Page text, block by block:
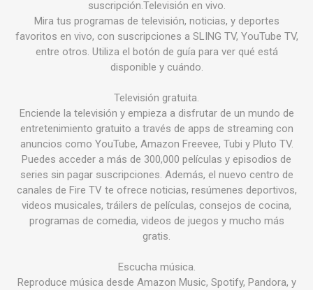
suscripción.Televisión en vivo.
Mira tus programas de televisión, noticias, y deportes
favoritos en vivo, con suscripciones a SLING TV, YouTube TV,
entre otros. Utiliza el botón de guía para ver qué está
disponible y cuándo.
Televisión gratuita.
Enciende la televisión y empieza a disfrutar de un mundo de
entretenimiento gratuito a través de apps de streaming con
anuncios como YouTube, Amazon Freevee, Tubi y Pluto TV.
Puedes acceder a más de 300,000 películas y episodios de
series sin pagar suscripciones. Además, el nuevo centro de
canales de Fire TV te ofrece noticias, resúmenes deportivos,
videos musicales, tráilers de películas, consejos de cocina,
programas de comedia, videos de juegos y mucho más
gratis.
Escucha música.
Reproduce música desde Amazon Music, Spotify, Pandora, y